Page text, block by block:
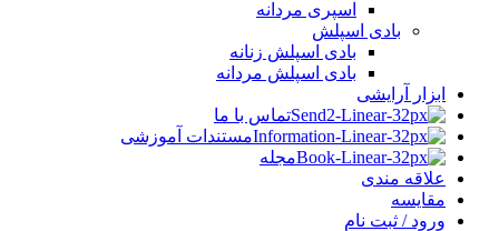
اسپری مردانه
بادی اسپلش
بادی اسپلش زنانه
بادی اسپلش مردانه
ابزار آرایشی
تماس با ما
مستندات آموزشی
مجله
علاقه مندی
مقایسه
ورود / ثبت نام